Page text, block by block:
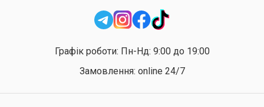
Графік роботи: Пн-Нд: 9:00 до 19:00
Замовлення: online 24/7